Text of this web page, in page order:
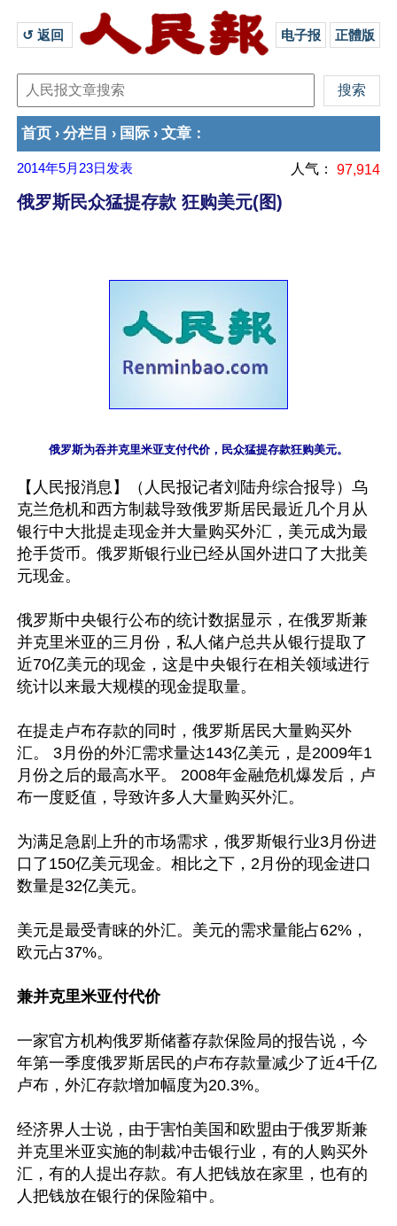
↺ 返回 电子报 正體版
首页 › 分栏目 › 国际 › 文章 ：
2014年5月23日 发表 人气： 97,914
俄罗斯民众猛提存款 狂购美元(图)
俄罗斯为吞并克里米亚支付代价，民众猛提存款狂购美元。
【人民报消息】（人民报记者刘陆舟综合报导）乌
克兰危机和西方制裁导致俄罗斯居民最近几个月从
银行中大批提走现金并大量购买外汇，美元成为最
抢手货币。俄罗斯银行业已经从国外进口了大批美
元现金。
俄罗斯中央银行公布的统计数据显示，在俄罗斯兼
并克里米亚的三月份，私人储户总共从银行提取了
近70亿美元的现金，这是中央银行在相关领域进行
统计以来最大规模的现金提取量。
在提走卢布存款的同时，俄罗斯居民大量购买外
汇。 3月份的外汇需求量达143亿美元，是2009年1
月份之后的最高水平。 2008年金融危机爆发后，卢
布一度贬值，导致许多人大量购买外汇。
为满足急剧上升的市场需求，俄罗斯银行业3月份进
口了150亿美元现金。相比之下，2月份的现金进口
数量是32亿美元。
美元是最受青睐的外汇。美元的需求量能占62%，
欧元占37%。
兼并克里米亚付代价
一家官方机构俄罗斯储蓄存款保险局的报告说，今
年第一季度俄罗斯居民的卢布存款量减少了近4千亿
卢布，外汇存款增加幅度为20.3%。
经济界人士说，由于害怕美国和欧盟由于俄罗斯兼
并克里米亚实施的制裁冲击银行业，有的人购买外
汇，有的人提出存款。有人把钱放在家里，也有的
人把钱放在银行的保险箱中。